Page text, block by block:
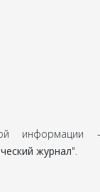
информации
журнал".